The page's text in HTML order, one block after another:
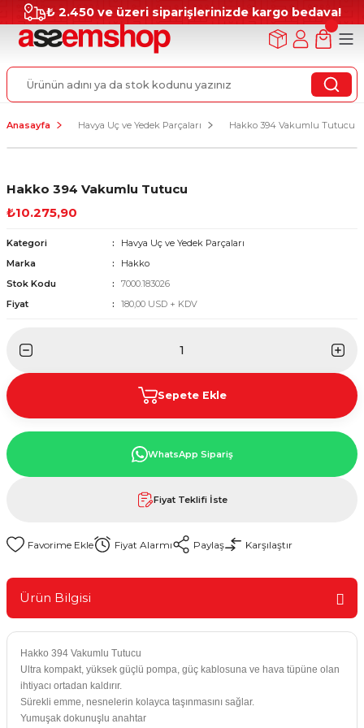
₺ 2.450 ve üzeri siparişlerinizde kargo bedava!
Anasayfa Havya Uç ve Yedek Parçaları Hakko 394 Vakumlu Tutucu
Hakko 394 Vakumlu Tutucu
₺10.275,90
Kategori
Havya Uç ve Yedek Parçaları
Marka
Hakko
Stok Kodu
7000.183026
Fiyat
180,00 USD + KDV
Sepete Ekle
WhatsApp Sipariş
Fiyat Teklifi İste
Fiyat Alarmı Paylaş Karşılaştır
Ürün Bilgisi
Hakko 394 Vakumlu Tutucu
Ultra kompakt, yüksek güçlü pompa, güç kablosuna ve hava tüpüne olan
ihtiyacı ortadan kaldırır.
Sürekli emme, nesnelerin kolayca taşınmasını sağlar.
Yumuşak dokunuşlu anahtar